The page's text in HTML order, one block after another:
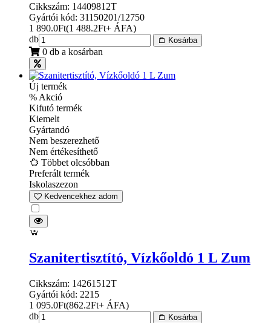
Cikkszám: 14409812T
Gyártói kód: 31150201/12750
1 890.0Ft(1 488.2Ft+ ÁFA)
db
Kosárba
0 db a kosárban
Új termék
% Akció
Kifutó termék
Kiemelt
Gyártandó
Nem beszerezhető
Nem értékesíthető
Többet olcsóbban
Preferált termék
Iskolaszezon
Kedvencekhez adom
Szanitertisztító, Vízkőoldó 1 L Zum
Cikkszám: 14261512T
Gyártói kód: 2215
1 095.0Ft(862.2Ft+ ÁFA)
db
Kosárba